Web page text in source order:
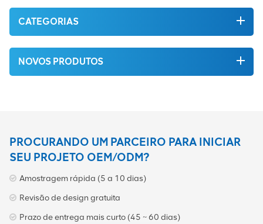
CATEGORIAS
NOVOS PRODUTOS
PROCURANDO UM PARCEIRO PARA INICIAR
SEU PROJETO OEM/ODM?
Amostragem rápida (5 a 10 dias)
Revisão de design gratuita
Prazo de entrega mais curto (45 ~ 60 dias)